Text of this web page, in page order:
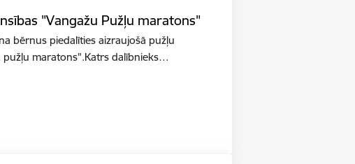
"Vangažu Pužļu maratons"
bērnus piedalīties aizraujošā pužļu
maratons".Katrs dalībnieks…